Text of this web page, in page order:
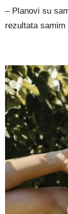
– Planovi su
rezultata